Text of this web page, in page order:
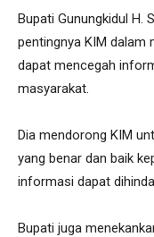
Bupati Gunungkidul H.
pentingnya KIM
dapat mencegah
masyarakat.
Dia mendorong KIM
yang benar dan baik
informasi dapat
Bupati juga